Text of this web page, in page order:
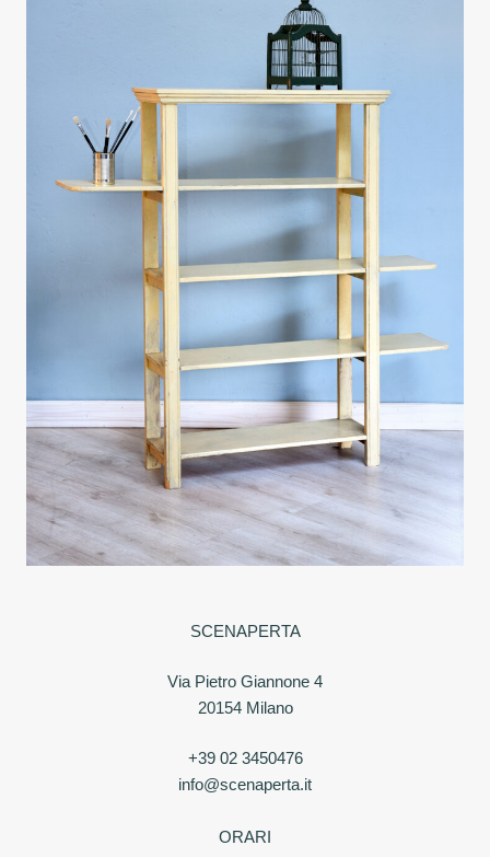
SCENAPERTA
Via Pietro Giannone 4
20154 Milano
+39 02 3450476
info@scenaperta.it
ORARI